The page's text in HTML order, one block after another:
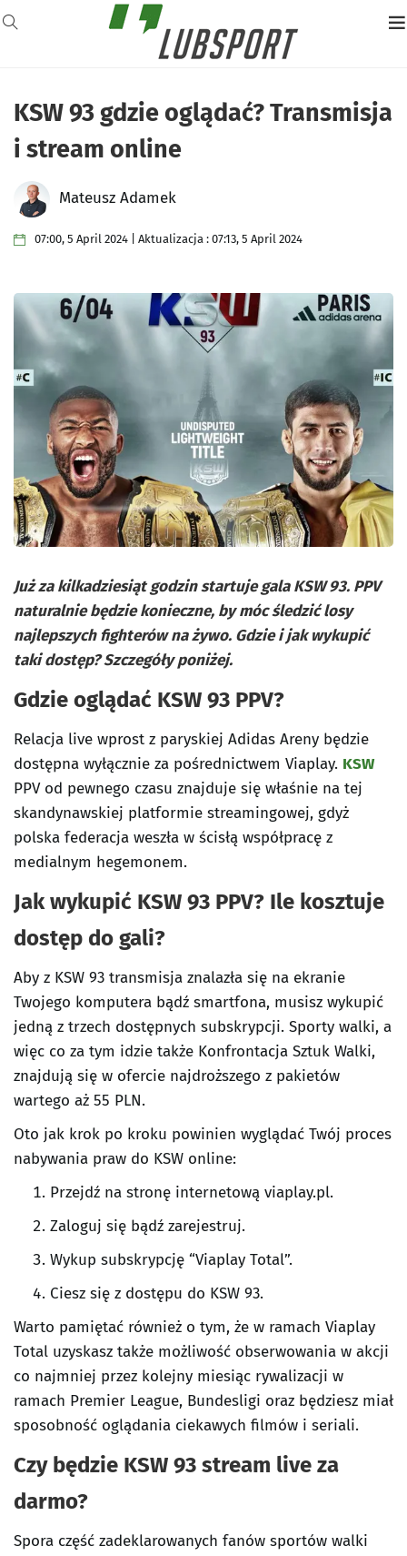
KSW 93 gdzie oglądać? Transmisja
i stream online
Mateusz Adamek
07:00, 5 April 2024 | Aktualizacja : 07:13, 5 April 2024
Już za kilkadziesiąt godzin startuje gala KSW 93. PPV
naturalnie będzie konieczne, by móc śledzić losy
najlepszych fighterów na żywo. Gdzie i jak wykupić
taki dostęp? Szczegóły poniżej.
Gdzie oglądać KSW 93 PPV?
Relacja live wprost z paryskiej Adidas Areny będzie
dostępna wyłącznie za pośrednictwem Viaplay. KSW
PPV od pewnego czasu znajduje się właśnie na tej
skandynawskiej platformie streamingowej, gdyż
polska federacja weszła w ścisłą współpracę z
medialnym hegemonem.
Jak wykupić KSW 93 PPV? Ile kosztuje
dostęp do gali?
Aby z KSW 93 transmisja znalazła się na ekranie
Twojego komputera bądź smartfona, musisz wykupić
jedną z trzech dostępnych subskrypcji. Sporty walki, a
więc co za tym idzie także Konfrontacja Sztuk Walki,
znajdują się w ofercie najdroższego z pakietów
wartego aż 55 PLN.
Oto jak krok po kroku powinien wyglądać Twój proces
nabywania praw do KSW online:
Przejdź na stronę internetową viaplay.pl.
Zaloguj się bądź zarejestruj.
Wykup subskrypcję “Viaplay Total”.
Ciesz się z dostępu do KSW 93.
Warto pamiętać również o tym, że w ramach Viaplay
Total uzyskasz także możliwość obserwowania w akcji
co najmniej przez kolejny miesiąc rywalizacji w
ramach Premier League, Bundesligi oraz będziesz miał
sposobność oglądania ciekawych filmów i seriali.
Czy będzie KSW 93 stream live za
darmo?
Spora część zadeklarowanych fanów sportów walki